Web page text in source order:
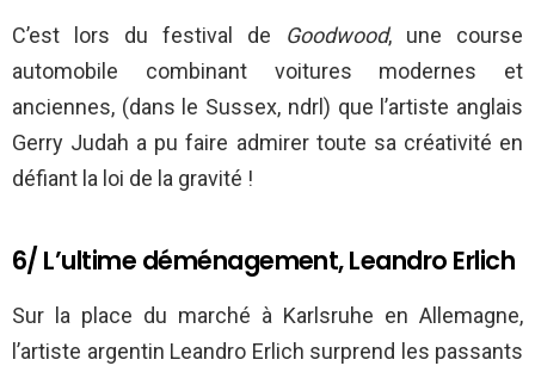
C’est lors du festival de Goodwood, une course
automobile combinant voitures modernes et
anciennes, (dans le Sussex, ndrl) que l’artiste anglais
Gerry Judah a pu faire admirer toute sa créativité en
défiant la loi de la gravité !
6/ L’ultime déménagement, Leandro Erlich
Sur la place du marché à Karlsruhe en Allemagne,
l’artiste argentin Leandro Erlich surprend les passants